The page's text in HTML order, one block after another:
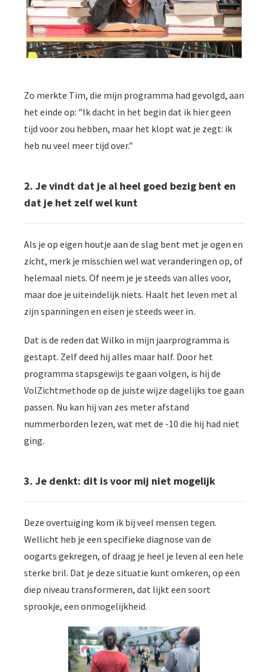
Zo merkte Tim, die mijn programma had gevolgd, aan
het einde op: "Ik dacht in het begin dat ik hier geen
tijd voor zou hebben, maar het klopt wat je zegt: ik
heb nu veel meer tijd over."
2. Je vindt dat je al heel goed bezig bent en
dat je het zelf wel kunt
Als je op eigen houtje aan de slag bent met je ogen en
zicht, merk je misschien wel wat veranderingen op, of
helemaal niets. Of neem je je steeds van alles voor,
maar doe je uiteindelijk niets. Haalt het leven met al
zijn spanningen en eisen je steeds weer in.
Dat is de reden dat Wilko in mijn jaarprogramma is
gestapt. Zelf deed hij alles maar half. Door het
programma stapsgewijs te gaan volgen, is hij de
VolZichtmethode op de juiste wijze dagelijks toe gaan
passen. Nu kan hij van zes meter afstand
nummerborden lezen, wat met de -10 die hij had niet
ging.
3. Je denkt: dit is voor mij niet mogelijk
Deze overtuiging kom ik bij veel mensen tegen.
Wellicht heb je een specifieke diagnose van de
oogarts gekregen, of draag je heel je leven al een hele
sterke bril. Dat je deze situatie kunt omkeren, op een
diep niveau transformeren, dat lijkt een soort
sprookje, een onmogelijkheid.